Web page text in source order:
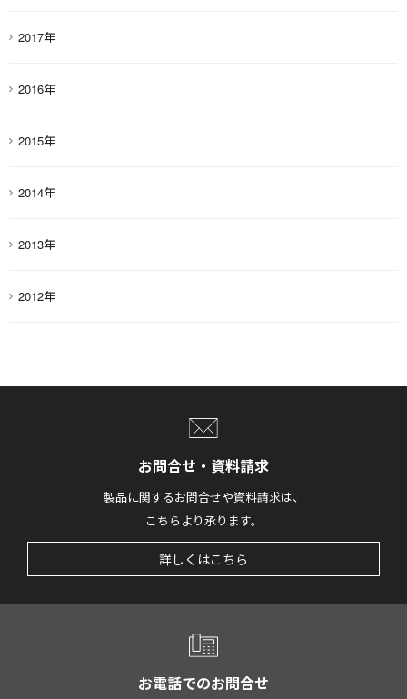
2017年
2016年
2015年
2014年
2013年
2012年
お問合せ・資料請求
製品に関するお問合せや資料請求は、
こちらより承ります。
詳しくはこちら
お電話でのお問合せ